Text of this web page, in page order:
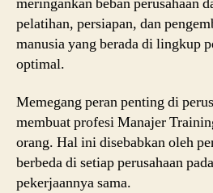
pelatihan, persiapan, dan
manusia yang berada di lingkup
optimal.
Memegang peran penting di
membuat profesi Manajer
orang. Hal ini disebabkan oleh
berbeda di setiap perusahaan
pekerjaannya sama.